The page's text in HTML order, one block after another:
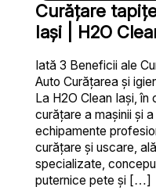
Curățare
Iași | H2O
Iată 3 Beneficii ale
Auto Curățarea și
La H2O Clean Iași,
curățare a mașinii și
echipamente
curățare și uscare,
specializate,
puternice pete și […]